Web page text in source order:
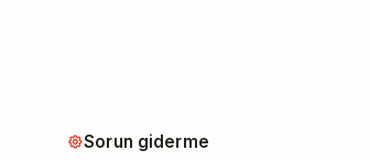
Sorun giderme